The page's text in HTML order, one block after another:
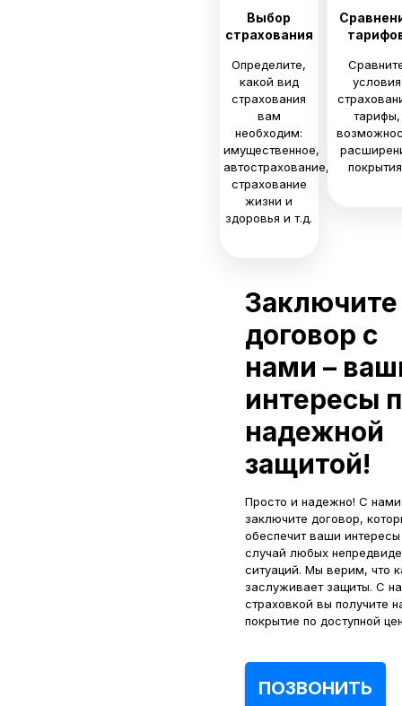
Выбор
страхования
Определите,
какой вид
страхования
вам
необходим:
имущественное,
автострахование,
страхование
жизни и
здоровья и т.д.
условия
тарифы,
Заключите
договор с
нами –
интересы
надежной
защитой!
Просто и надежно! С
заключите договор,
обеспечит ваши интересы
случай любых
ситуаций. Мы верим, что
заслуживает защиты. С
страховкой вы получите
покрытие по доступной
ПОЗВОНИТЬ